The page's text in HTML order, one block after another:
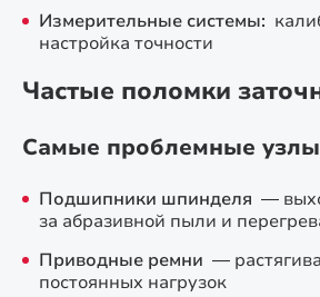
Измерительные системы:
настройка точности
Частые поломки
Самые проблемные
Подшипники шпинделя —
за абразивной пыли и
Приводные ремни —
постоянных нагрузок